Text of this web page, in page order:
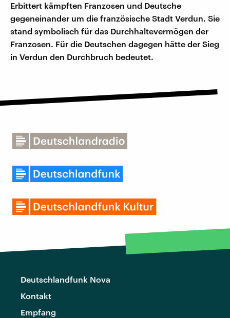
Erbittert kämpften Franzosen und Deutsche
gegeneinander um die französische Stadt Verdun. Sie
stand symbolisch für das Durchhaltevermögen der
Franzosen. Für die Deutschen dagegen hätte der Sieg
in Verdun den Durchbruch bedeutet.
Deutschlandfunk Nova
Kontakt
Empfang